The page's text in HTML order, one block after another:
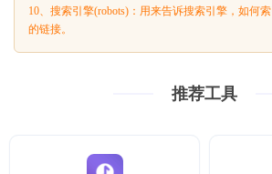
10、搜索引擎(robots)：用来告诉搜索引擎，如何
的链接。
推荐工具